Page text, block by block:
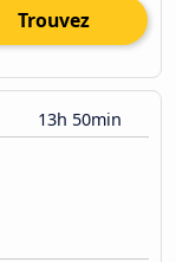
Trouvez
13h 50min